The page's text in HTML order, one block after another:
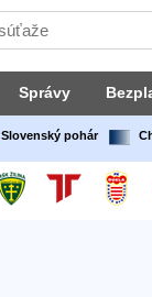
Správy
Slovenský pohár